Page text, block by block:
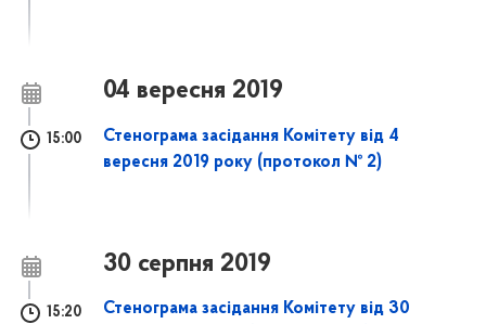
04 вересня 2019
15:00
Стенограма засідання Комітету від 4
вересня 2019 року (протокол № 2)
30 серпня 2019
15:20
Стенограма засідання Комітету від 30